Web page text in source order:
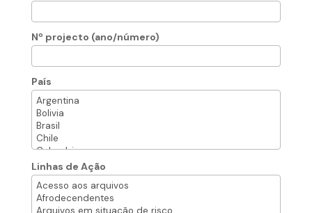
Nº projecto (ano/número)
País
Linhas de Ação